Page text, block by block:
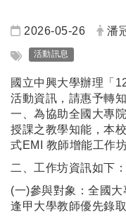
日期：
2026-05-26 發布
潘
標籤：
活動訊息
國立中興大學辦理「
活動資訊，請惠予轉
一、為協助全國大專
授課之教學知能，本
式EMI 教師增能工作坊
二、工作坊資訊如下：
(一)參與對象：全國大
逢甲大學教師優先錄取